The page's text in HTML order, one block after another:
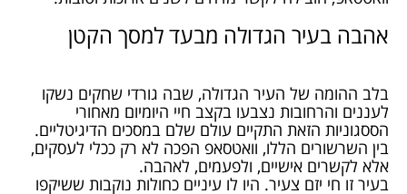
אהבה בעיר הגדולה מבעד למסך הקטן
בלב ההומה של העיר הגדולה, שבה גורדי שחקים נשקו
לעננים והרחובות נצבעו בקצב חיי היומיום מאחורי
הססגוניות הזאת התקיים עולם שלם במסכים הדיגיטליים.
בין השרשורים הללו, וואטסאפ הפכה לא רק ככלי לעסקים,
אלא לקשרים אישיים, ולפעמים, לאהבה.
בעיר זו חי יזם צעיר. היו לו עיניים כחולות נוקבות ששיקפו